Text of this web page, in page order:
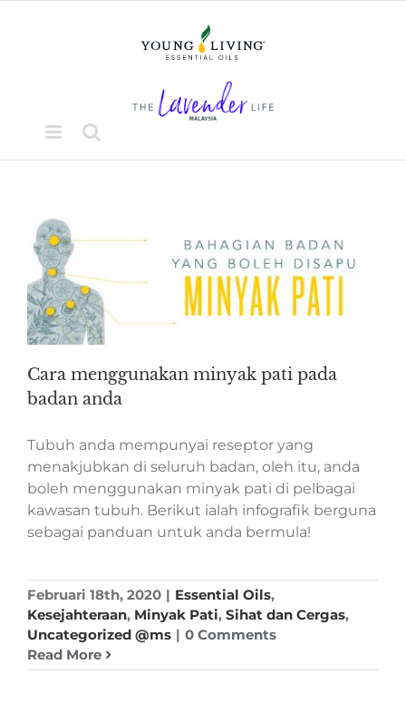
Cara menggunakan minyak pati pada
badan anda
Tubuh anda mempunyai reseptor yang
menakjubkan di seluruh badan, oleh itu, anda
boleh menggunakan minyak pati di pelbagai
kawasan tubuh. Berikut ialah infografik berguna
sebagai panduan untuk anda bermula!
Februari 18th, 2020 | Essential Oils,
Kesejahteraan, Minyak Pati, Sihat dan Cergas,
Uncategorized @ms | 0 Comments
Read More